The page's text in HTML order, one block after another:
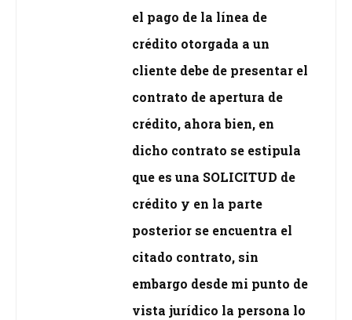
el pago de la línea de
crédito otorgada a un
cliente debe de presentar el
contrato de apertura de
crédito, ahora bien, en
dicho contrato se estipula
que es una SOLICITUD de
crédito y en la parte
posterior se encuentra el
citado contrato, sin
embargo desde mi punto de
vista jurídico la persona lo